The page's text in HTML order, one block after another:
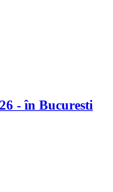
- în Bucuresti